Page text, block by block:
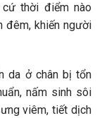
thời điểm nào
đêm, khiến người
da ở chân bị tổn
nấm sinh sôi
viêm, tiết dịch